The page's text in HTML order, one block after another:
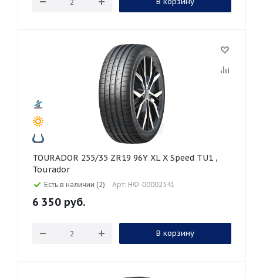
TOURADOR 255/35 ZR19 96Y XL X Speed TU1 ,
Tourador
Есть в наличии (2) Арт: НФ-00002541
6 350 руб.
В корзину